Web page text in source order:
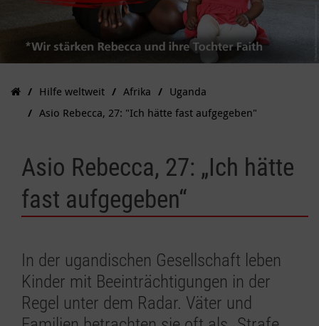
Hilfe weltweit Afrika
Uganda
Asio Rebecca, 27: "Ich hätte fast aufgegeben"
Asio Rebecca, 27: „Ich hätte
fast aufgegeben“
In der ugandischen Gesellschaft leben
Kinder mit Beeinträchtigungen in der
Regel unter dem Radar. Väter und